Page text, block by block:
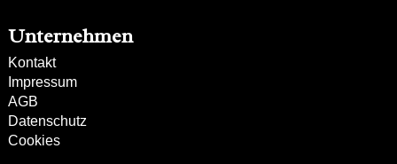
Unternehmen
Kontakt
Impressum
AGB
Datenschutz
Cookies